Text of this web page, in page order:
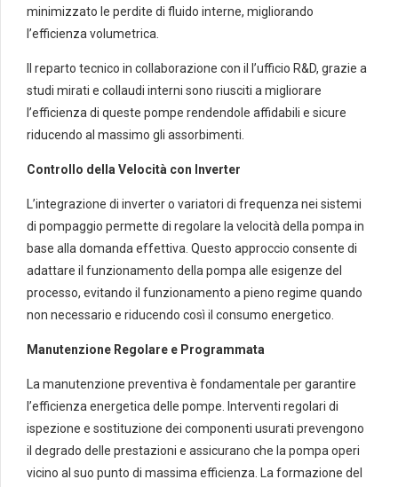
minimizzato le perdite di fluido interne, migliorando
l’efficienza volumetrica.
Il reparto tecnico in collaborazione con il l’ufficio R&D, grazie a
studi mirati e collaudi interni sono riusciti a migliorare
l’efficienza di queste pompe rendendole affidabili e sicure
riducendo al massimo gli assorbimenti.
Controllo della Velocità con Inverter
L’integrazione di inverter o variatori di frequenza nei sistemi
di pompaggio permette di regolare la velocità della pompa in
base alla domanda effettiva. Questo approccio consente di
adattare il funzionamento della pompa alle esigenze del
processo, evitando il funzionamento a pieno regime quando
non necessario e riducendo così il consumo energetico.
Manutenzione Regolare e Programmata
La manutenzione preventiva è fondamentale per garantire
l’efficienza energetica delle pompe. Interventi regolari di
ispezione e sostituzione dei componenti usurati prevengono
il degrado delle prestazioni e assicurano che la pompa operi
vicino al suo punto di massima efficienza. La formazione del